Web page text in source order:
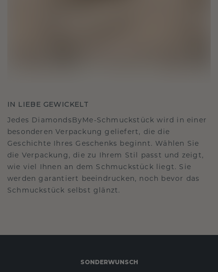
IN LIEBE GEWICKELT
Jedes DiamondsByMe-Schmuckstück wird in einer
besonderen Verpackung geliefert, die die
Geschichte Ihres Geschenks beginnt. Wählen Sie
die Verpackung, die zu Ihrem Stil passt und zeigt,
wie viel Ihnen an dem Schmuckstück liegt. Sie
werden garantiert beeindrucken, noch bevor das
Schmuckstück selbst glänzt.
SONDERWUNSCH